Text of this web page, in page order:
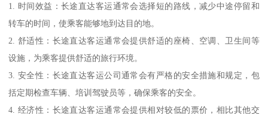
1. 时间效益：长途直达客运通常会选择短的路线，减少中途停留和
转车的时间，使乘客能够地到达目的地。
2. 舒适性：长途直达客运通常会提供舒适的座椅、空调、卫生间等
设施，为乘客提供舒适的旅行环境。
3. 安全性：长途直达客运公司通常会有严格的安全措施和规定，包
括定期检查车辆、培训驾驶员等，确保乘客的安全。
4. 经济性：长途直达客运通常会提供相对较低的票价，相比其他交